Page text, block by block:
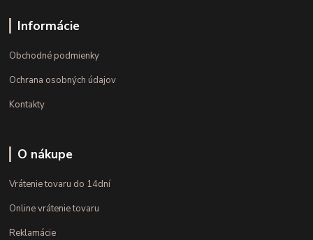
Informácie
Obchodné podmienky
Ochrana osobných údajov
Kontakty
O nákupe
Vrátenie tovaru do 14dní
Online vrátenie tovaru
Reklamácie